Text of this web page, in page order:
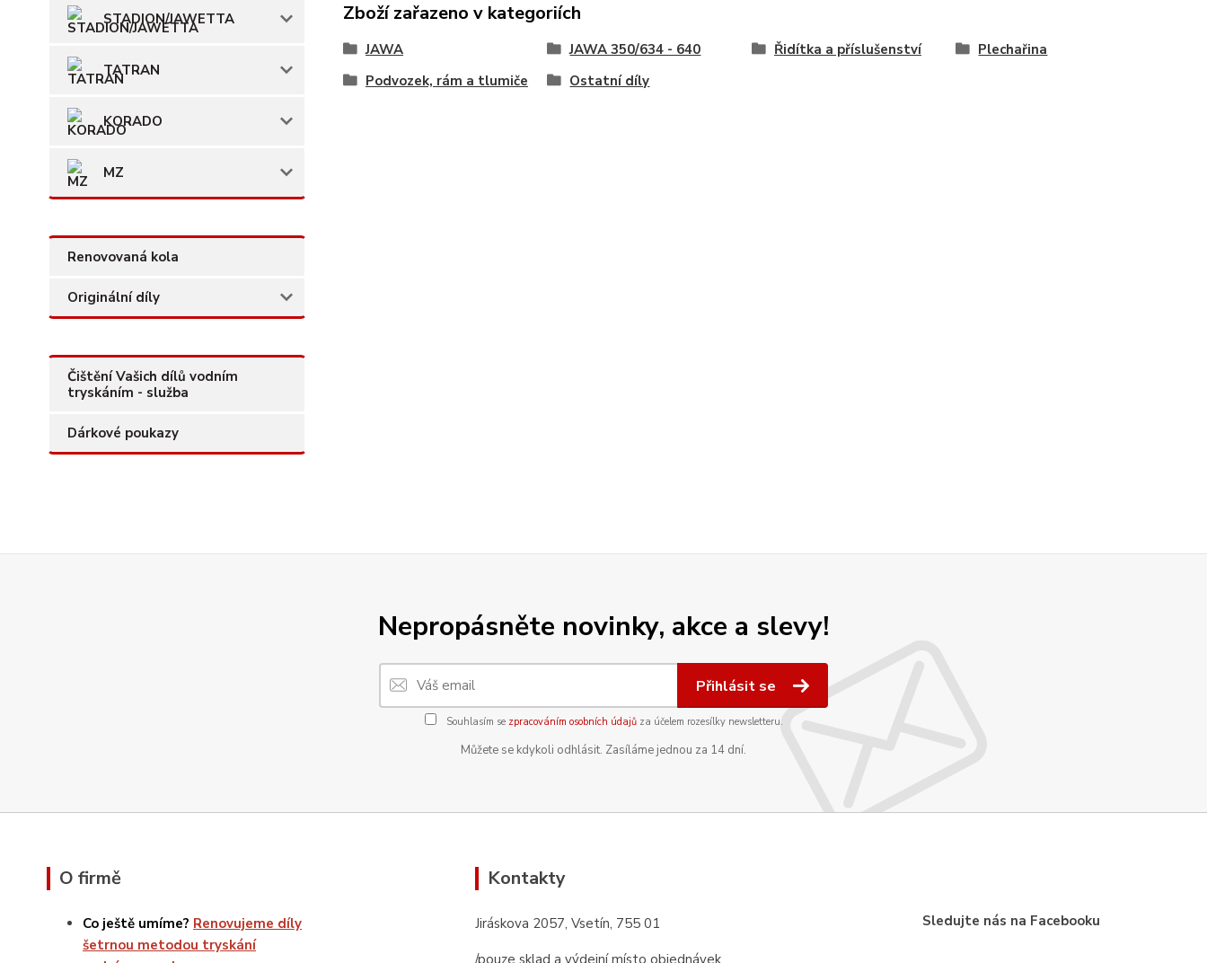
STADION/JAWETTA
TATRAN
KORADO
MZ
Renovovaná kola
Originální díly
Čištění Vašich dílů vodním
tryskáním - služba
Dárkové poukazy
Zboží zařazeno v kategoriích
JAWA JAWA 350/634 - 640 Řidítka a příslušenství
Plechařina
Podvozek, rám a tlumiče
Ostatní díly
Nepropásněte novinky, akce a slevy!
Přihlásit se
Souhlasím se zpracováním osobních údajůza účelem rozesílky newsletteru.
Můžete se kdykoli odhlásit. Zasíláme jednou za 14 dní.
O firmě
Co ještě umíme? Renovujeme díly
šetrnou metodou tryskání
Kontakty
Jiráskova 2057, Vsetín, 755 01
/pouze sklad a výdejní místo objednávek
Sledujte nás na Facebooku